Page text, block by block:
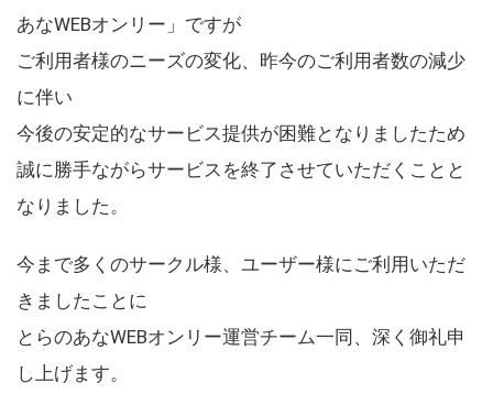
あなWEBオンリー」ですが
ご利用者様のニーズの変化、昨今のご利用者数の減少
に伴い
今後の安定的なサービス提供が困難となりましたため
誠に勝手ながらサービスを終了させていただくことと
なりました。
今まで多くのサークル様、ユーザー様にご利用いただ
きましたことに
とらのあなWEBオンリー運営チーム一同、深く御礼申
し上げます。